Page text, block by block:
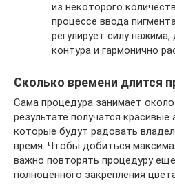
из некоторого
процессе ввода
регулирует силу
контура и гармонично
Сколько времени длится
Сама процедура занимает
результате получатся красивые
которые будут радовать
время. Чтобы добиться
важно повторять процедуру
полноценного закрепления